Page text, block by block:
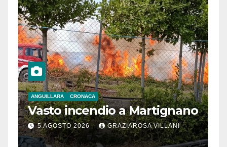
ANGUILLARA CRONACA
Vasto incendio a Martignano
5 AGOSTO 2026 GRAZIAROSA VILLANI